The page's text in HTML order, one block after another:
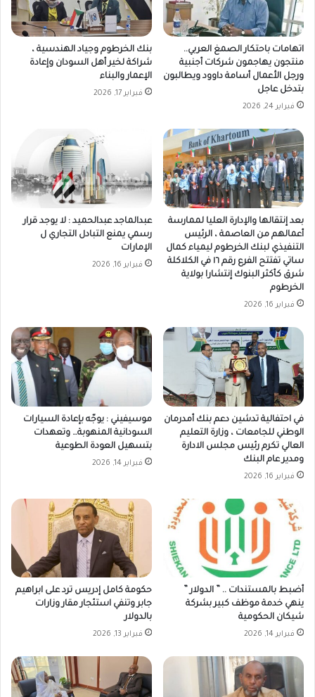
اتهامات باحتكار الصمغ العربي..
منتجون يهاجمون شركات أجنبية
ورجل الأعمال أسامة داوود ويطالبون
بتدخل عاجل
فبراير 24, 2026
بنك الخرطوم وجياد الهندسية ،
شراكة لخير أهل السودان وإعادة
الإعمار والبناء
فبراير 17, 2026
بعد إنتقالها والإدارة العليا لممارسة
أعمالهم من العاصمة ، الرئيس
التنفيذي لبنك الخرطوم ليمياء كمال
ساتي تفتتح الفرع رقم ١٦ في الكلاكلة
شرق كأكثر البنوك إنتشارا بولاية
الخرطوم
فبراير 16, 2026
عبدالماجد عبدالحميد : لا يوجد قرار
رسمي يمنع التبادل التجاري ل
الإمارات
فبراير 16, 2026
في احتفالية تدشين دعم بنك أمدرمان
الوطني للجامعات ، وزارة التعليم
العالي تكرم رئيس مجلس الادارة
ومدير عام البنك
فبراير 16, 2026
موسيفيني : يوجّه بإعادة السيارات
السودانية المنهوبة… وتعهدات
بتسهيل العودة الطوعية
فبراير 14, 2026
أضبط بالمستندات .. ” الدولار ”
ينهي خدمة موظف كبير بشركة
شيكان الحكومية
فبراير 14, 2026
حكومة كامل إدريس ترد على ابراهيم
جابر وتنفي استئجار مقار وزارات
بالدولار
فبراير 13, 2026